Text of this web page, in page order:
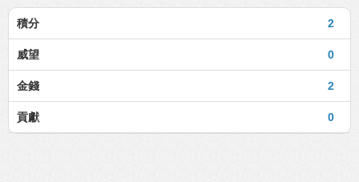
2
積分
0
威望
2
金錢
0
貢獻